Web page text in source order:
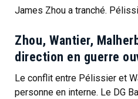
James Zhou a tranché.
Zhou, Wantier,
direction en guerre
Le conflit entre Pélissier et
personne en interne. Le DG